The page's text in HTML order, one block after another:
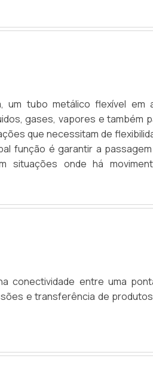
um tubo metálico flexível em
gases, vapores e também
que necessitam de
função é garantir a
onde há
e manutenção.
conectividade entre uma
e transferência de